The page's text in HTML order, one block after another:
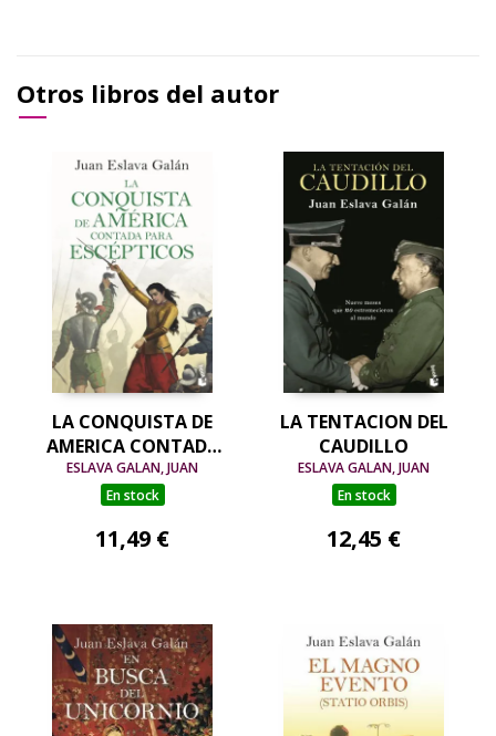
Otros libros del autor
LA CONQUISTA DE
AMERICA CONTADA
PARA ESCEPTICOS
ESLAVA GALAN, JUAN
En stock
11,49 €
LA TENTACION DEL
CAUDILLO
ESLAVA GALAN, JUAN
En stock
12,45 €